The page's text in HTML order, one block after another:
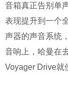
音箱真正告别单
表现提升到一个
声器的声音系统
音响上，哈曼在
Voyager Drive就